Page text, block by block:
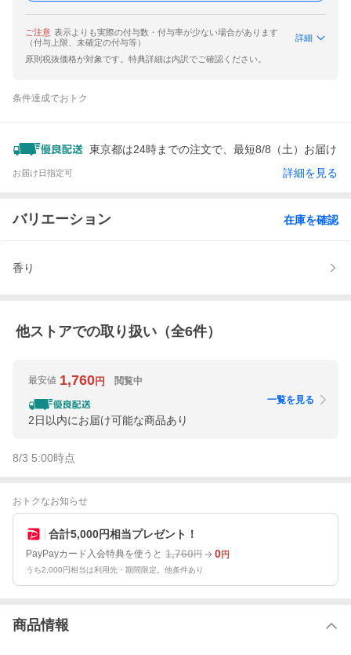
ご注意 表示よりも実際の付与数・付与率が少ない場合があります
（付与上限、未確定の付与等）
詳細
原則税抜価格が対象です。特典詳細は内訳でご確認ください。
条件達成でおトク
東京都は24時までの注文で、最短8/8（土）お届け
お届け日指定可 詳細を見る
バリエーション 在庫を確認
香り
他ストアでの取り扱い（全6件）
最安値 1,760円 閲覧中
2日以内にお届け可能な商品あり
一覧を見る
8/3 5:00時点
おトクなお知らせ
合計5,000円相当プレゼント！
PayPayカード入会特典を使うと 1,760円 0円
うち2,000円相当は利用先・期間限定。他条件あり
商品情報